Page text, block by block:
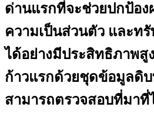
ด่านแรกที่จะช่วยปกป้อ
ความเป็นส่วนตัว และท
ได้อย่างมีประสิทธิภาพสู
ก้าวแรกด้วยชุดข้อมูลดิบ
สามารถตรวจสอบที่มาที่